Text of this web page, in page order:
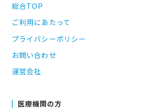
総合TOP
ご利用にあたって
プライバシーポリシー
お問い合わせ
運営会社
医療機関の方